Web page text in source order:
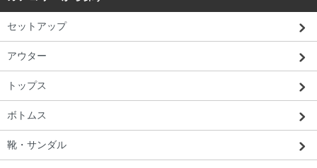
セットアップ
アウター
トップス
ボトムス
靴・サンダル